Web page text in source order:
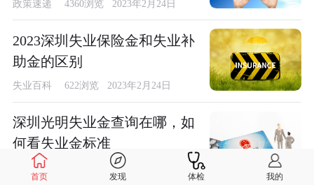
政策速递 4360浏览 2023年2月24日
2023深圳失业保险金和失业补
助金的区别
失业百科 622浏览 2023年2月24日
深圳光明失业金查询在哪，如
何看失业金标准
失业百科 623浏览 2023年2月17日
首页 发现 体检 我的